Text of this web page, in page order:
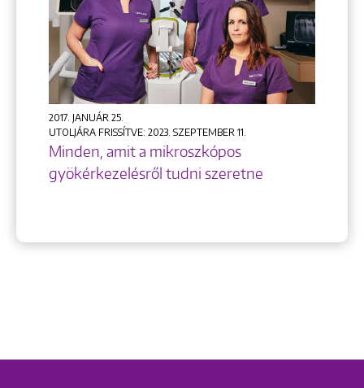
+36 1 222 7250
+36 1 222 9150
1148 Budapest, Örs vezér tere 2.
2017. JANUÁR 25.
UTOLJÁRA FRISSÍTVE: 2023. SZEPTEMBER 11.
Minden, amit a mikroszkópos
gyökérkezelésről tudni szeretne